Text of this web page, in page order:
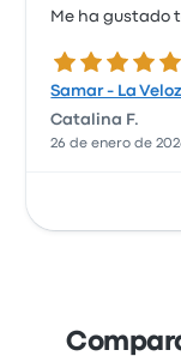
Me ha gustado
5.0 de 5
Samar - La Veloz
Catalina F.
26 de enero de
La ruta en el
10 de octubre de